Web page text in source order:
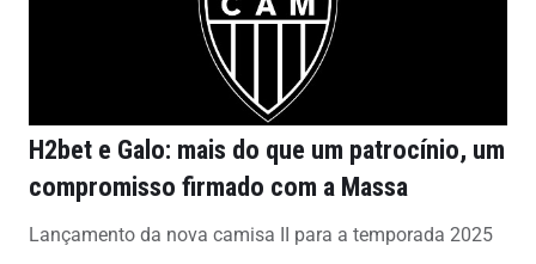
H2bet e Galo: mais do que um patrocínio, um
compromisso firmado com a Massa
Lançamento da nova camisa II para a temporada 2025